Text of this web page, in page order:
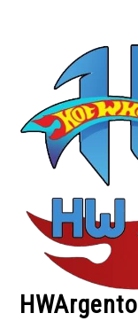
HWArgento